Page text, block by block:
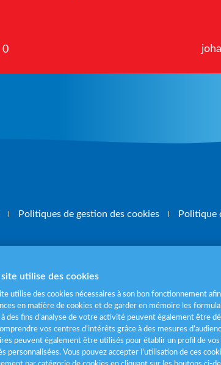
0
Politiques de gestion des cookies Politique
Pour votre santé,
utilise des cookies
utilise des cookies nécessaires à son bon fonctionnement
en matière de cookies et de garder en mémoire les
des fins d’analyse de votre activité peuvent également être
vos centres d'intérêts grâce à des mesures
peuvent également être utilisés pour établir un profil de
personnalisées. Vous pouvez accepter l’utilisation de ces